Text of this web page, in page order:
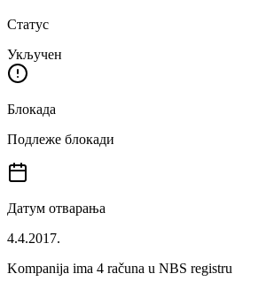
Статус
Укључен
Блокада
Подлеже блокади
Датум отварања
4.4.2017.
Kompanija ima 4 računa u NBS registru